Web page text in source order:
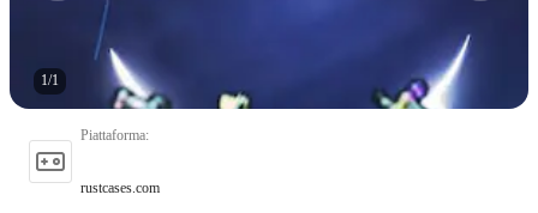
1/1
Piattaforma:
rustcases.com